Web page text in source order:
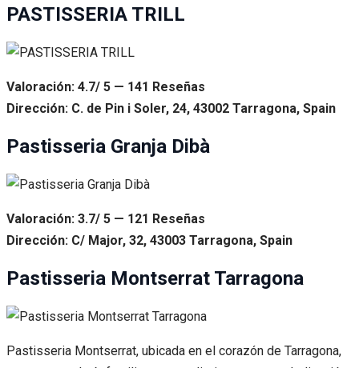
PASTISSERIA TRILL
Valoración: 4.7/ 5 — 141 Reseñas
Dirección: C. de Pin i Soler, 24, 43002 Tarragona, Spain
Pastisseria Granja Dibà
Valoración: 3.7/ 5 — 121 Reseñas
Dirección: C/ Major, 32, 43003 Tarragona, Spain
Pastisseria Montserrat Tarragona
Pastisseria Montserrat, ubicada en el corazón de Tarragona,